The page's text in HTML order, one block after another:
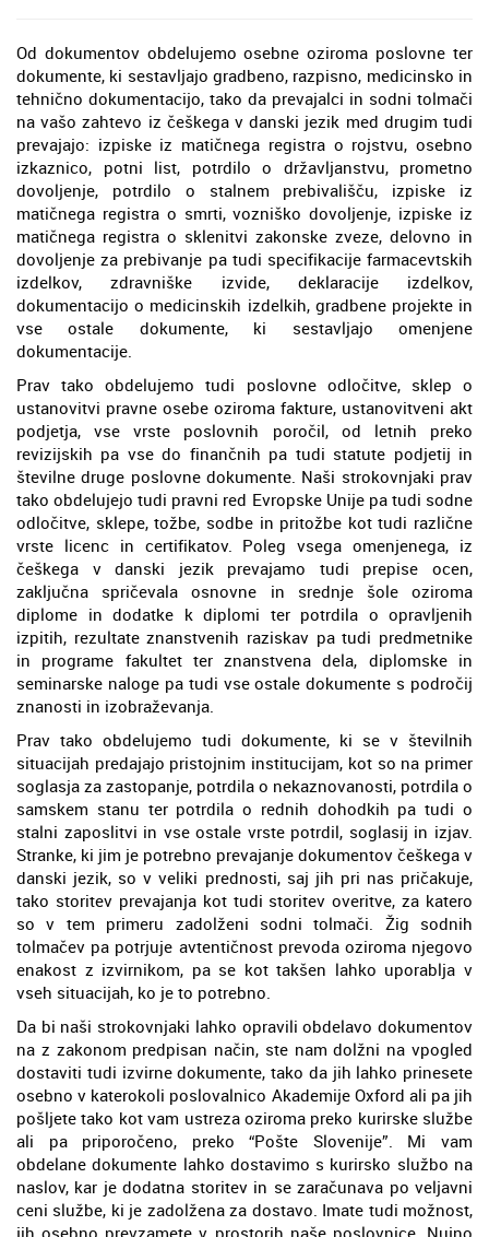
Od dokumentov obdelujemo osebne oziroma poslovne ter
dokumente, ki sestavljajo gradbeno, razpisno, medicinsko in
tehnično dokumentacijo, tako da prevajalci in sodni tolmači
na vašo zahtevo iz češkega v danski jezik med drugim tudi
prevajajo: izpiske iz matičnega registra o rojstvu, osebno
izkaznico, potni list, potrdilo o državljanstvu, prometno
dovoljenje, potrdilo o stalnem prebivališču, izpiske iz
matičnega registra o smrti, vozniško dovoljenje, izpiske iz
matičnega registra o sklenitvi zakonske zveze, delovno in
dovoljenje za prebivanje pa tudi specifikacije farmacevtskih
izdelkov, zdravniške izvide, deklaracije izdelkov,
dokumentacijo o medicinskih izdelkih, gradbene projekte in
vse ostale dokumente, ki sestavljajo omenjene
dokumentacije.
Prav tako obdelujemo tudi poslovne odločitve, sklep o
ustanovitvi pravne osebe oziroma fakture, ustanovitveni akt
podjetja, vse vrste poslovnih poročil, od letnih preko
revizijskih pa vse do finančnih pa tudi statute podjetij in
številne druge poslovne dokumente. Naši strokovnjaki prav
tako obdelujejo tudi pravni red Evropske Unije pa tudi sodne
odločitve, sklepe, tožbe, sodbe in pritožbe kot tudi različne
vrste licenc in certifikatov. Poleg vsega omenjenega, iz
češkega v danski jezik prevajamo tudi prepise ocen,
zaključna spričevala osnovne in srednje šole oziroma
diplome in dodatke k diplomi ter potrdila o opravljenih
izpitih, rezultate znanstvenih raziskav pa tudi predmetnike
in programe fakultet ter znanstvena dela, diplomske in
seminarske naloge pa tudi vse ostale dokumente s področij
znanosti in izobraževanja.
Prav tako obdelujemo tudi dokumente, ki se v številnih
situacijah predajajo pristojnim institucijam, kot so na primer
soglasja za zastopanje, potrdila o nekaznovanosti, potrdila o
samskem stanu ter potrdila o rednih dohodkih pa tudi o
stalni zaposlitvi in vse ostale vrste potrdil, soglasij in izjav.
Stranke, ki jim je potrebno prevajanje dokumentov češkega v
danski jezik, so v veliki prednosti, saj jih pri nas pričakuje,
tako storitev prevajanja kot tudi storitev overitve, za katero
so v tem primeru zadolženi sodni tolmači. Žig sodnih
tolmačev pa potrjuje avtentičnost prevoda oziroma njegovo
enakost z izvirnikom, pa se kot takšen lahko uporablja v
vseh situacijah, ko je to potrebno.
Da bi naši strokovnjaki lahko opravili obdelavo dokumentov
na z zakonom predpisan način, ste nam dolžni na vpogled
dostaviti tudi izvirne dokumente, tako da jih lahko prinesete
osebno v katerokoli poslovalnico Akademije Oxford ali pa jih
pošljete tako kot vam ustreza oziroma preko kurirske službe
ali pa priporočeno, preko “Pošte Slovenije”. Mi vam
obdelane dokumente lahko dostavimo s kurirsko službo na
naslov, kar je dodatna storitev in se zaračunava po veljavni
ceni službe, ki je zadolžena za dostavo. Imate tudi možnost,
jih osebno prevzamete v prostorih naše poslovnice. Nujno